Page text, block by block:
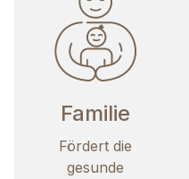
Familie
Fördert die
gesunde